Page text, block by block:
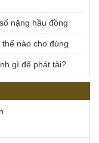
nặng hầu đồng
nào cho đúng
gì để phát tài?